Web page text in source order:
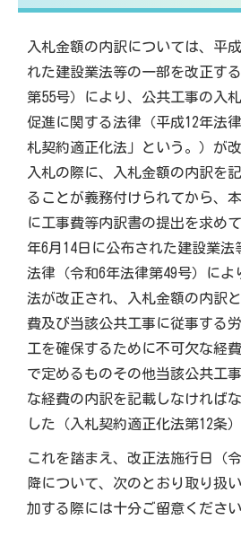
入札金額の内訳については、平
れた建設業法等の一部を改正す
第55号）により、公共工事の入
促進に関する法律（平成12年法
札契約適正化法」という。）が
入札の際に、入札金額の内訳を
ることが義務付けられてから、
に工事費等内訳書の提出を求め
年6月14日に公布された建設業法
法律（令和6年法律第49号）によ
法が改正され、入札金額の内訳
費及び当該公共工事に従事する
工を確保するために不可欠な経
で定めるものその他当該公共工
な経費の内訳を記載しなければ
した（入札契約適正化法第12条）
これを踏まえ、改正法施行日（
降について、次のとおり取り扱
加する際には十分ご留意ください